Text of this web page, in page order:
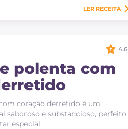
LER RECEITA
polenta com
coração derretido é um
saboroso e substancioso, perfeito
especial.
4.6